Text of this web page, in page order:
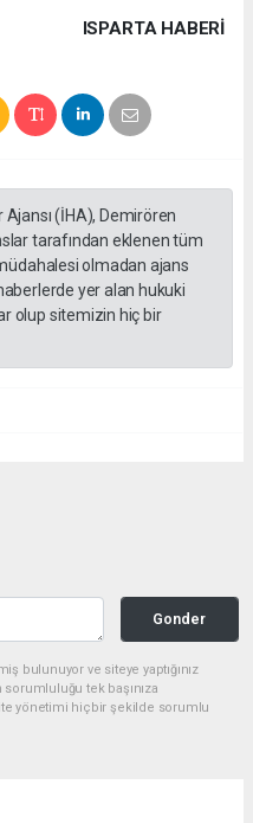
ISPARTA HABERİ
(İHA), Demirören
tarafından eklenen tüm
olmadan ajans
yer alan hukuki
olup sitemizin hiç bir
Gonder
bulunuyor ve siteye yaptığınız
tek başınıza
yönetimi hiçbir şekilde sorumlu